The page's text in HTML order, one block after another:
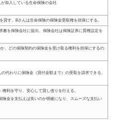
加入している生命保険の会社
貸す。Bさんは生命保険の保険金受取権を担保にする。
書を保険会社に提出。保険会社は保険証券に質権設定を
、どの保険契約の保険金を受け取る権利を担保にするの
代わりに保険金（貸付金額まで）の受取を請求できる。
権利を守り、安心して貸し借りを行える。
険金を支払えば良いのか明確になり、スムーズな支払い